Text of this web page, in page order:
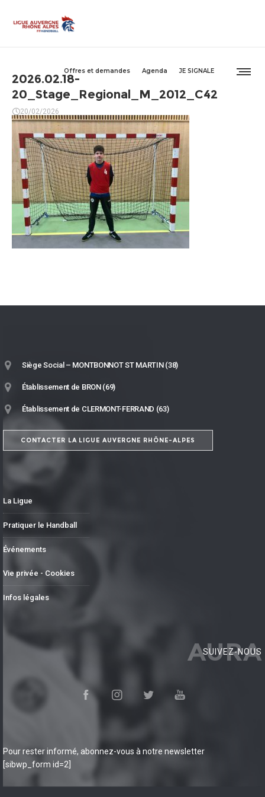
Offres et demandes Agenda JE SIGNALE
2026.02.18-
20_Stage_Regional_M_2012_C42
20/02/2026
Siège Social – MONTBONNOT ST MARTIN (38)
Établissement de BRON (69)
Établissement de CLERMONT-FERRAND (63)
CONTACTER LA LIGUE AUVERGNE RHÔNE-ALPES
La Ligue
Pratiquer le Handball
Événements
Vie privée - Cookies
Infos légales
AURA
SUIVEZ-NOUS
Pour rester informé, abonnez-vous à notre newsletter
[sibwp_form id=2]